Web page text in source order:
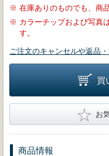
※ 在庫ありのものでも、商
※ カラーチップおよび写真
す。
ご注文のキャンセルや返品
買
★ お
商品情報